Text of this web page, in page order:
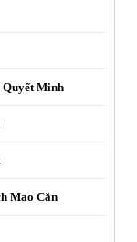
Quyết Minh
Mao Căn